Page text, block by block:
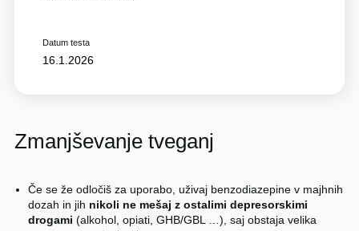
Datum testa
16.1.2026
Zmanjševanje tveganj
Če se že odločiš za uporabo, uživaj benzodiazepine v majhnih
dozah in jih nikoli ne mešaj z ostalimi depresorskimi
drogami (alkohol, opiati, GHB/GBL …), saj obstaja velika